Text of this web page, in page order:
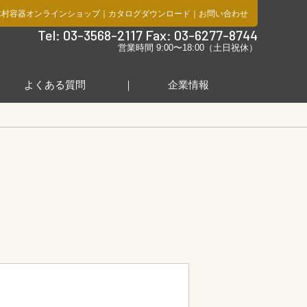
容器オンラインショップ｜ カタログダウンロード ｜ お問い合わせ
Tel: 03-3568-2117 Fax: 03-6277-8744
営業時間 9:00〜18:00（土日祝休）
よくある質問 企業情報